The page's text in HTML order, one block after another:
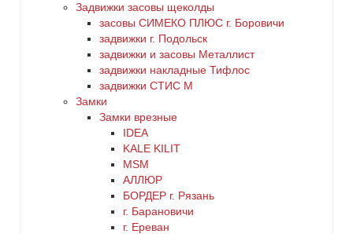
желтый
Задвижки засовы щеколды
заcовы СИМЕКО ПЛЮС г. Боровичи
задвижки г. Подольск
задвижки и засовы Металлист
задвижки накладные Тифлос
задвижки СТИС М
Замки
Замки врезные
IDEA
KALE KILIT
MSM
АЛЛЮР
БОРДЕР г. Рязань
г. Барановичи
г. Ереван